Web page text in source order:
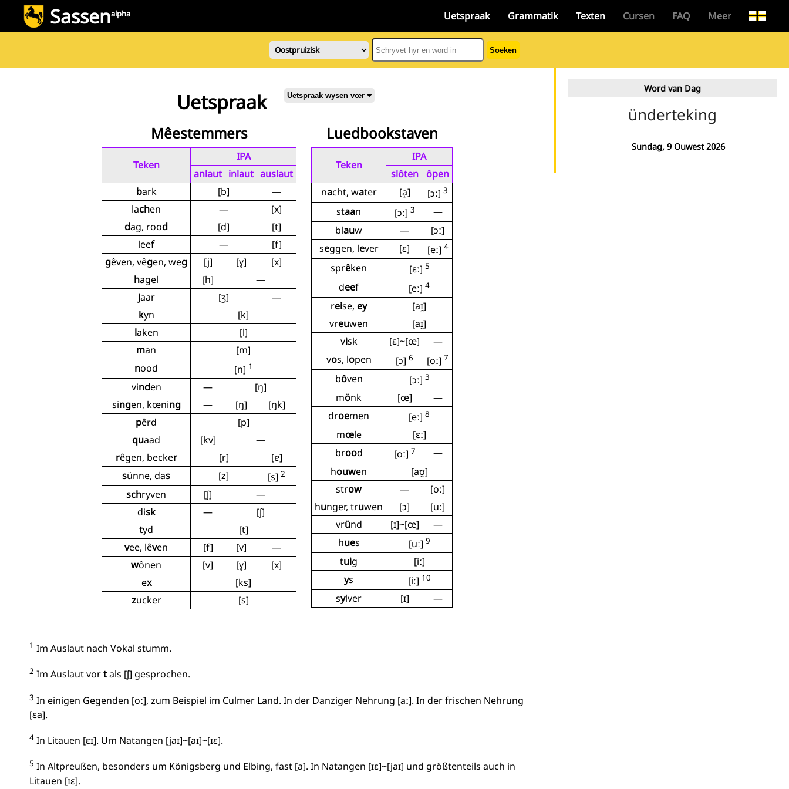
Sassenalpha Uetspraak Grammatik Texten Cursen FAQ Meer
Soeken
Uetspraak Uetspraak wysen vœr
Mêestemmers
Teken
IPA
anlaut inlaut auslaut
bark [b]
—
lachen —
[x]
dag, rood [d]
[t]
leef —
[f]
gêven, vêgen, weg [j] [ɣ]
[x]
hagel [h]
—
jaar [ʒ]
—
kyn
[k]
laken
[l]
man
[m]
nood [n] 1
vinden —
[ŋ]
singen, kœning — [ŋ]
[ŋk]
pêrd
[p]
quaad [kv]
—
rêgen, becker [r]
[ɐ]
sünne, das [z] [s] 2
schryven [ʃ]
—
disk —
[ʃ]
tyd
[t]
vee, lêven [f] [v]
—
wônen [v] [ɣ]
[x]
ex
[ks]
zucker [s]
Luedbookstaven
Teken
IPA
slôten
ôpen
nacht, water [a̝] [ɔː] 3
staan [ɔː] 3
—
blauw —
[ɔː]
seggen, lever [ɛ] [eː] 4
sprêken [ɛː] 5
deef [eː] 4
reise, ey
[aɪ̯]
vreuwen
[aɪ̯]
visk [ɛ]~[œ]
—
vos, lopen [ɔ] 6 [oː] 7
bôven [ɔː] 3
mönk [œ]
—
droemen [eː] 8
mœle
[ɛː]
brood [oː] 7
—
houwen
[aʊ̯]
strow —
[oː]
hunger, truwen [ɔ]
[uː]
vründ [ɪ]~[œ]
—
hues [uː] 9
tuig
[iː]
ys [iː] 10
sylver [ɪ] —
1 Im Auslaut nach Vokal stumm.
2 Im Auslaut vortals [ʃ] gesprochen.
3 In einigen Gegenden [oː], zum Beispiel im Culmer Land. In der Danziger Nehrung [aː]. In der frischen Nehrung
[ɛa].
4 In Litauen [ɛɪ]. Um Natangen [jaɪ]~[aɪ]~[ɪɛ].
5 In Altpreußen, besonders um Königsberg und Elbing, fast [a]. In Natangen [ɪɛ]~[jaɪ] und größtenteils auch in
Litauen [ɪɛ].
Word van Dag
ünderteking
Sundag, 9 Ouwest 2026